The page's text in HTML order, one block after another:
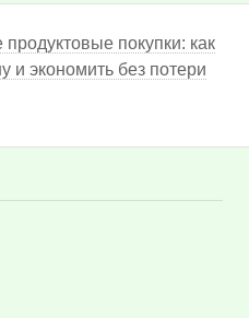
покупки: как
и экономить без потери